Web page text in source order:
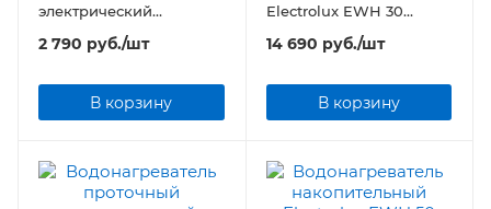
электрический
Electrolux Taptronic
(Black)
2 790 руб./шт
В корзину
Electrolux EWH 30
AXIOmatic Slim
14 690 руб./шт
В корзину